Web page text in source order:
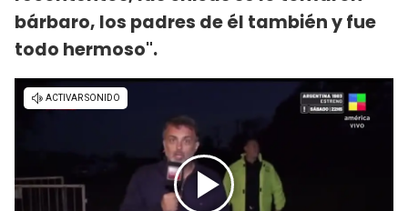
bárbaro, los padres de él también y fue
todo hermoso".